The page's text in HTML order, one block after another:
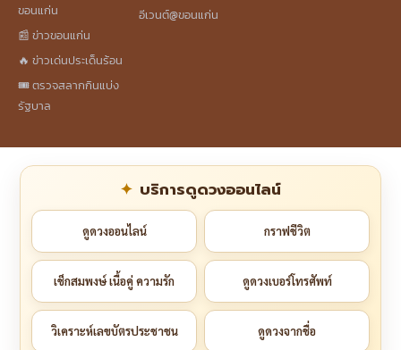
ขอนแก่น
📰 ข่าวขอนแก่น
🔥 ข่าวเด่นประเด็นร้อน
🎟️ ตรวจสลากกินแบ่ง
รัฐบาล
อีเวนต์@ขอนแก่น
บริการดูดวงออนไลน์
ดูดวงออนไลน์ กราฟชีวิต
เช็กสมพงษ์ เนื้อคู่ ความรัก ดูดวงเบอร์โทรศัพท์
วิเคราะห์เลขบัตรประชาชน ดูดวงจากชื่อ